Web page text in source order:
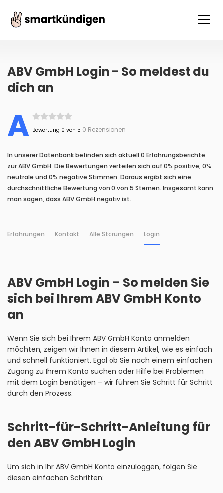
ABV GmbH Login - So meldest du
dich an
A Bewertung 0 von 5 0 Rezensionen
In unserer Datenbank befinden sich aktuell 0 Erfahrungsberichte
zur ABV GmbH. Die Bewertungen verteilen sich auf 0% positive, 0%
neutrale und 0% negative Stimmen. Daraus ergibt sich eine
durchschnittliche Bewertung von 0 von 5 Sternen. Insgesamt kann
man sagen, dass ABV GmbH negativ ist.
Erfahrungen Kontakt Alle Störungen Login
ABV GmbH Login – So melden Sie
sich bei Ihrem ABV GmbH Konto
an
Wenn Sie sich bei Ihrem ABV GmbH Konto anmelden
möchten, zeigen wir Ihnen in diesem Artikel, wie es einfach
und schnell funktioniert. Egal ob Sie nach einem einfachen
Zugang zu Ihrem Konto suchen oder Hilfe bei Problemen
mit dem Login benötigen – wir führen Sie Schritt für Schritt
durch den Prozess.
Schritt-für-Schritt-Anleitung für
den ABV GmbH Login
Um sich in Ihr ABV GmbH Konto einzuloggen, folgen Sie
diesen einfachen Schritten: